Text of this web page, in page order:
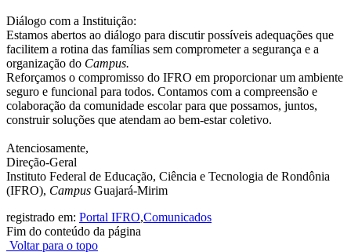
Diálogo com a Instituição:
Estamos abertos ao diálogo para discutir possíveis adequações que
facilitem a rotina das famílias sem comprometer a segurança e a
organização do Campus.
Reforçamos o compromisso do IFRO em proporcionar um ambiente
seguro e funcional para todos. Contamos com a compreensão e
colaboração da comunidade escolar para que possamos, juntos,
construir soluções que atendam ao bem-estar coletivo.
Atenciosamente,
Direção-Geral
Instituto Federal de Educação, Ciência e Tecnologia de Rondônia
(IFRO), Campus Guajará-Mirim
registrado em: Portal IFRO,Comunicados
Fim do conteúdo da página
Voltar para o topo